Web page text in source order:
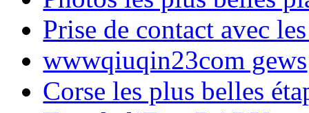
Prise de contact avec
wwwqiuqin23com gews
Corse les plus belles